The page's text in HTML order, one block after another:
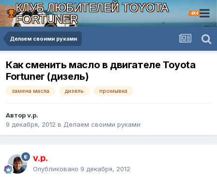
КЛУБ ЛЮБИТЕЛЕЙ TOYOTA
FORTUNER
4X4
Делаем своими руками
Как сменить масло в двигателе Toyota
Fortuner (дизель)
замена масла дизель промывка
Автор v.p.
9 декабря, 2012 в Делаем своими руками
v.p.
Опубликовано 9 декабря, 2012